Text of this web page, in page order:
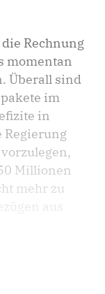
Rechnung
momentan
Überall sind
im
in
Millionen
mehr zu
aus